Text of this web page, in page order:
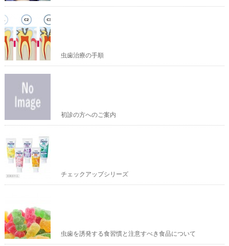
虫歯治療の手順
初診の方へのご案内
チェックアップシリーズ
虫歯を誘発する食習慣と注意すべき食品について